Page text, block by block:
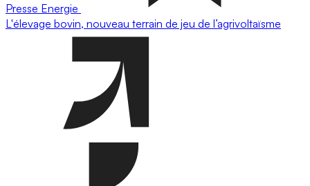
Presse Energie
L'élevage bovin, nouveau terrain de jeu de l’agrivoltaïsme